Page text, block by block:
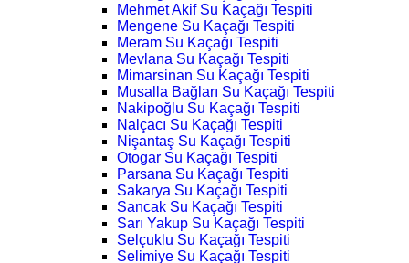
Mehmet Akif Su Kaçağı Tespiti
Mengene Su Kaçağı Tespiti
Meram Su Kaçağı Tespiti
Mevlana Su Kaçağı Tespiti
Mimarsinan Su Kaçağı Tespiti
Musalla Bağları Su Kaçağı Tespiti
Nakipoğlu Su Kaçağı Tespiti
Nalçacı Su Kaçağı Tespiti
Nişantaş Su Kaçağı Tespiti
Otogar Su Kaçağı Tespiti
Parsana Su Kaçağı Tespiti
Sakarya Su Kaçağı Tespiti
Sancak Su Kaçağı Tespiti
Sarı Yakup Su Kaçağı Tespiti
Selçuklu Su Kaçağı Tespiti
Selimiye Su Kaçağı Tespiti